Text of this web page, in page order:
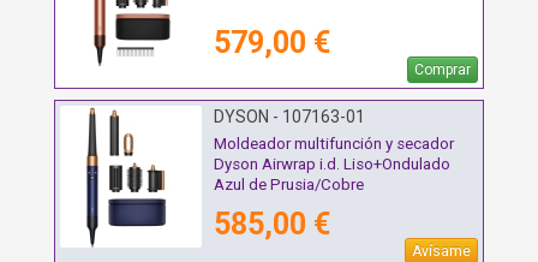
579,00 €
Comprar
DYSON - 107163-01
Moldeador multifunción y secador
Dyson Airwrap i.d. Liso+Ondulado
Azul de Prusia/Cobre
585,00 €
Avísame